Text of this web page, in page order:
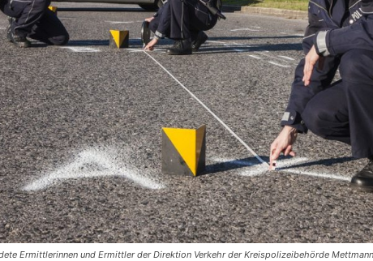
Ermittlerinnen und Ermittler der Direktion Verkehr der Kreispolizeibehörde